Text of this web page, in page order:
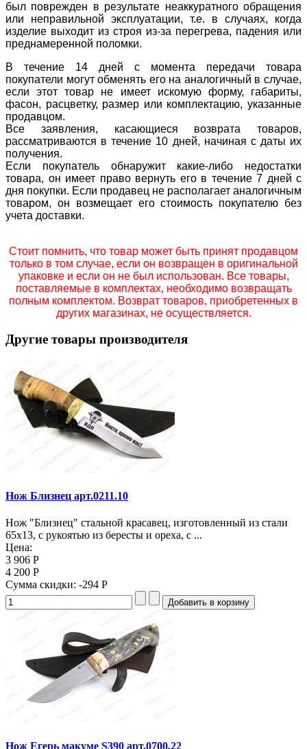
был поврежден в результате неаккуратного обращения
или неправильной эксплуатации, т.е. в случаях, когда
изделие выходит из строя из-за перегрева, падения или
преднамеренной поломки.
В течение 14 дней с момента передачи товара
покупатели могут обменять его на аналогичный в случае,
если этот товар не имеет искомую форму, габариты,
фасон, расцветку, размер или комплектацию, указанные
продавцом.
Все заявления, касающиеся возврата товаров,
рассматриваются в течение 10 дней, начиная с даты их
получения.
Если покупатель обнаружит какие-либо недостатки
товара, он имеет право вернуть его в течение 7 дней с
дня покупки. Если продавец не располагает аналогичным
товаром, он возмещает его стоимость покупателю без
учета доставки.
Стоит помнить, что товар может быть принят продавцом
только в том случае, если он возвращен в оригинальной
упаковке и если он не был использован. Все товары,
поставляемые в комплектах, необходимо возвращать
полным комплектом. Возврат товаров, приобретенных в
других магазинах, не осуществляется.
Другие товары производителя
Нож Близнец арт.0211.10
Нож "Близнец" стальной красавец, изготовленный из стали
65х13, с рукоятью из бересты и ореха, с ...
Цена:
3 906 Р
4 200 Р
Сумма скидки: -294 Р
Нож Егерь макуме S390 арт.0700.22